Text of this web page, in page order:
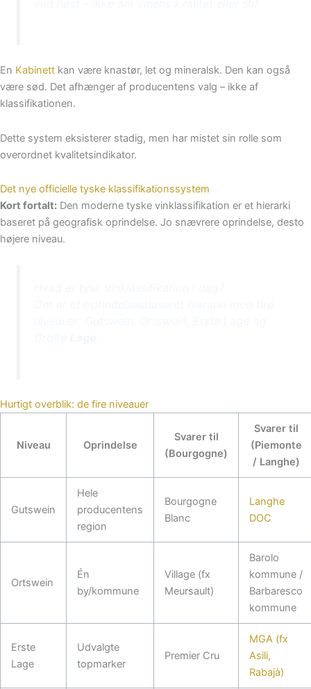
En Kabinett kan være knastør, let og mineralsk. Den kan også
være sød. Det afhænger af producentens valg – ikke af
klassifikationen.
Dette system eksisterer stadig, men har mistet sin rolle som
overordnet kvalitetsindikator.
Det nye officielle tyske klassifikationssystem
Kort fortalt: Den moderne tyske vinklassifikation er et hierarki
baseret på geografisk oprindelse. Jo snævrere oprindelse, desto
højere niveau.
Hurtigt overblik: de fire niveauer
Niveau Oprindelse
Svarer til
(Bourgogne)
Svarer til
(Piemonte
/ Langhe)
Gutswein
Hele
producentens
region
Bourgogne
Blanc
Langhe
DOC
Ortswein
Én
by/kommune
Village (fx
Meursault)
Barolo
kommune /
Barbaresco
kommune
Erste
Lage
Udvalgte
topmarker
Premier Cru
MGA (fx
Asili,
Rabajà)